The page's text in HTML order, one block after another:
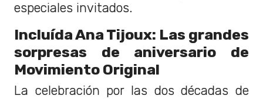
especiales invitados.
Incluída Ana Tijoux: Las grandes
sorpresas de aniversario de
Movimiento Original
La celebración por las dos décadas de